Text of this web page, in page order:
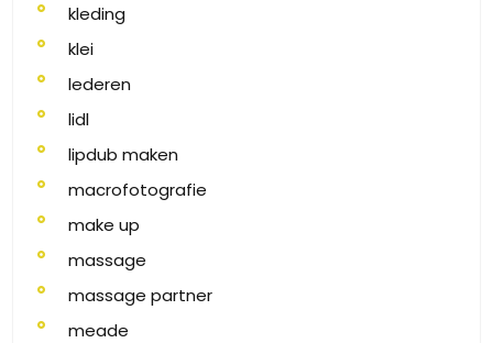
kleding
klei
lederen
lidl
lipdub maken
macrofotografie
make up
massage
massage partner
meade